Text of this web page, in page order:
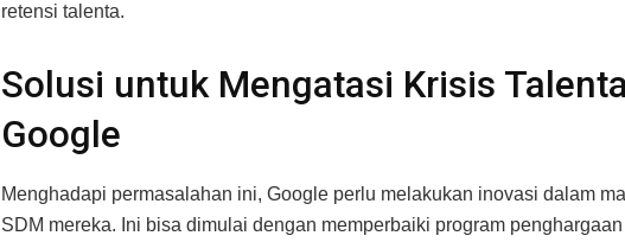
retensi talenta.
Solusi untuk Mengatasi Krisis
Google
Menghadapi permasalahan ini, Google perlu melakukan inovasi dalam
SDM mereka. Ini bisa dimulai dengan memperbaiki program